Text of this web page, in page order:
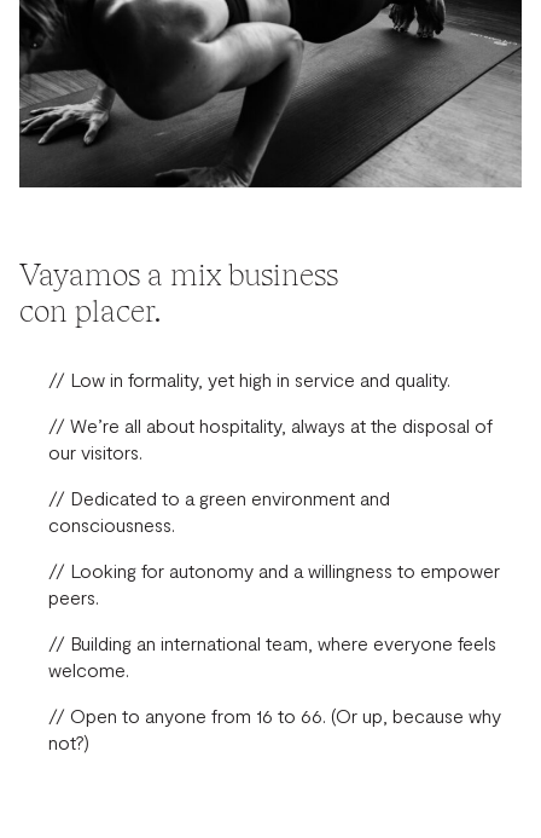
Vayamos a mix business
con placer.
// Low in formality, yet high in service and quality.
// We’re all about hospitality, always at the disposal of
our visitors.
// Dedicated to a green environment and
consciousness.
// Looking for autonomy and a willingness to empower
peers.
// Building an international team, where everyone feels
welcome.
// Open to anyone from 16 to 66. (Or up, because why
not?)